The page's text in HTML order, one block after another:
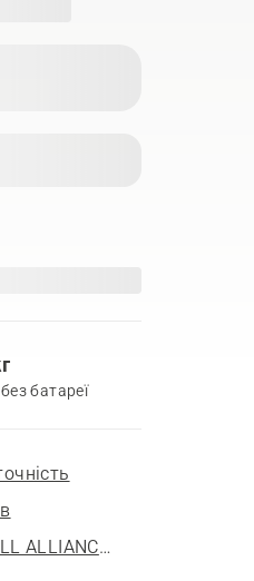
батареї
ALLIANCE (Р4А)